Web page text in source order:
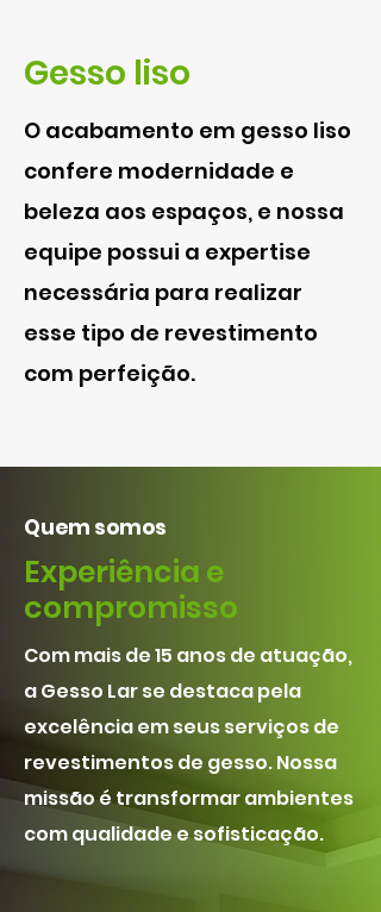
Gesso liso
O acabamento em gesso liso
confere modernidade e
beleza aos espaços, e nossa
equipe possui a expertise
necessária para realizar
esse tipo de revestimento
com perfeição.
Quem somos
Experiência e
compromisso
Com mais de 15 anos de atuação,
a Gesso Lar se destaca pela
excelência em seus serviços de
revestimentos de gesso. Nossa
missão é transformar ambientes
com qualidade e sofisticação.